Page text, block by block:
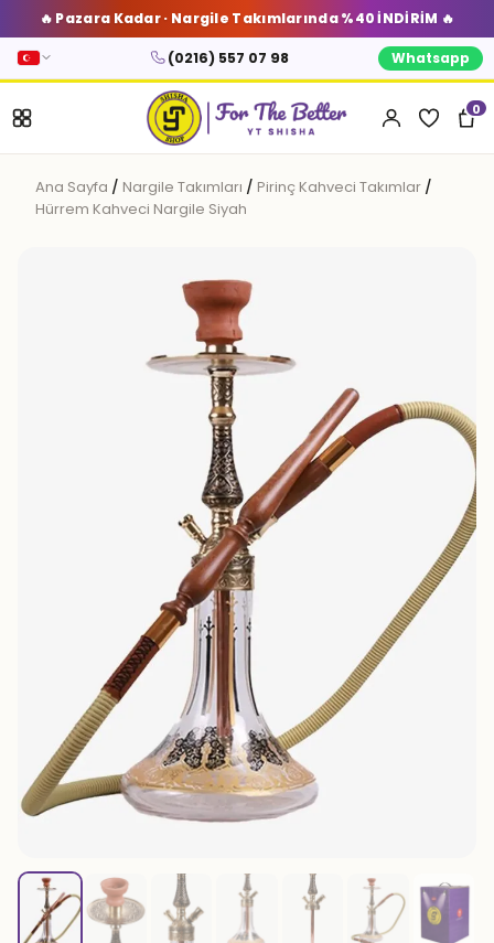
🔥 Pazara Kadar · Nargile Takımlarında %40 İNDİRİM 🔥
(0216) 557 07 98 Whatsapp
0
Ana Sayfa / Nargile Takımları / Pirinç Kahveci Takımlar /
Hürrem Kahveci Nargile Siyah